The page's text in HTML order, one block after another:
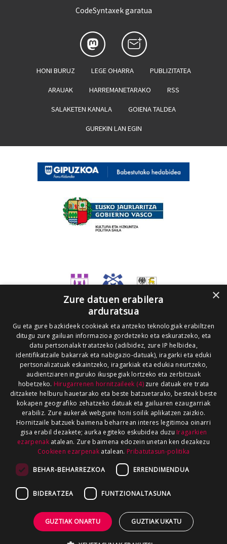
CodeSyntaxek garatua
HONI BURUZ LEGE OHARRA PUBLIZITATEA
ARAUAK HARREMANETARAKO RSS
SALAKETEN KANALA GOIENA TALDEA
GUREKIN LAN EGIN
×
Zure datuen erabilera
arduratsua
Gu eta gure bazkideek cookieak eta antzeko teknologiak erabiltzen
ditugu zure gailuan informazioa gordetzeko eta eskuratzeko, eta
datu pertsonalak tratatzeko (adibidez, zure IP helbidea,
identifikatzaile bakarrak eta nabigazio-datuak), iragarki eta eduki
pertsonalizatuak eskaintzeko, iragarkiak eta edukia neurtzeko,
audientziaren inguruko ikuspegiak lortzeko eta zerbitzuak
hobetzeko. Hirugarrenen hornitzaileek (4)zure datuak ere trata
ditzakete helburu hauetarako eta beste batzuetarako, besteak beste
kokapen geografiko zehatzeko datuak eta gailuaren ezaugarriak
erabiliz. Zure aukerak webgune honi soilik aplikatzen zaizkio.
Hornitzaile batzuek baimena beharrean interes legitimoa oinarri
gisa erabil dezakete; aurka egiteko eskubidea duzu Iragarkien
ezarpenakatalean. Zure baimena edozein unetan ken dezakezu
Cookieen ezarpenak atalean. Pribatutasun-politika
BEHAR-BEHARREZKOA ERRENDIMENDUA
BIDERATZEA FUNTZIONALTASUNA
GUZTIAK ONARTU GUZTIAK UKATU